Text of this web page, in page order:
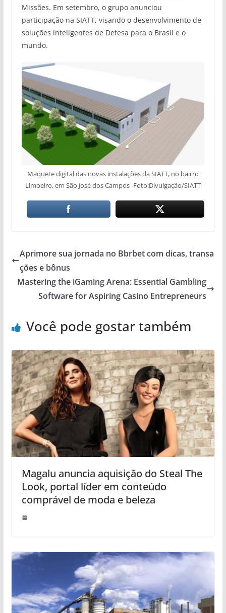
Missões. Em setembro, o grupo anunciou
participação na SIATT, visando o desenvolvimento de
soluções inteligentes de Defesa para o Brasil e o
mundo.
Maquete digital das novas instalações da SIATT, no bairro
Limoeiro, em São José dos Campos -Foto:Divulgação/SIATT
Aprimore sua jornada no Bbrbet com dicas, transa
ções e bônus
Mastering the iGaming Arena: Essential Gambling
Software for Aspiring Casino Entrepreneurs
Você pode gostar também
Magalu anuncia aquisição do Steal The
Look, portal líder em conteúdo
comprável de moda e beleza